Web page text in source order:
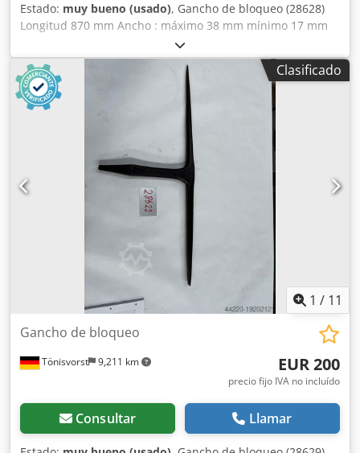
Estado: muy bueno (usado), Gancho de bloqueo (28628)
Longitud 870 mm Ancho : máximo 38 mm mínimo 17 mm
Altura 365 mm Codpfx Aowmac Ejfwsha Montaje:
Cuadrado 40 mm
Clasificado
1 / 11
Tönisvorst 9,211 km
Gancho de bloqueo
EUR 200
precio fijo IVA no incluído
Consultar Llamar